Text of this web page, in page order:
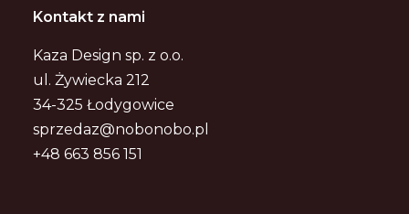
Kontakt z nami
Kaza Design sp. z o.o.
ul. Żywiecka 212
34-325 Łodygowice
sprzedaz@nobonobo.pl
+48 663 856 151